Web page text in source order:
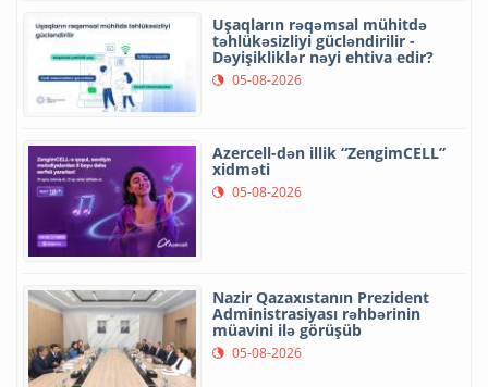
Uşaqların rəqəmsal mühitdə
təhlükəsizliyi gücləndirilir -
Dəyişikliklər nəyi ehtiva edir?
05-08-2026
Azercell-dən illik “ZengimCELL”
xidməti
05-08-2026
Nazir Qazaxıstanın Prezident
Administrasiyası rəhbərinin
müavini ilə görüşüb
05-08-2026